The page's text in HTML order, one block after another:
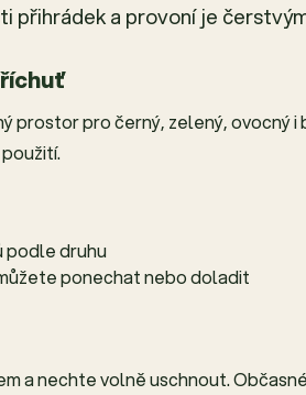
přihrádek a provoní je
prostor pro černý, zelený, ovocný i
podle druhu
ponechat nebo doladit
a nechte volně uschnout.